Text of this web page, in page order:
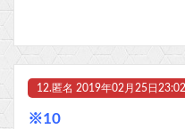
12. 匿名 2019年02月25日
※10